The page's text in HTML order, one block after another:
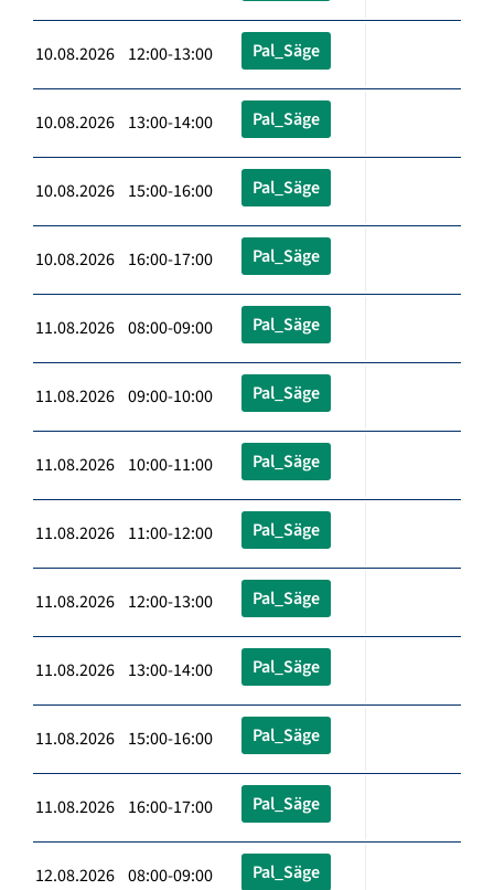
10.08.2026 12:00-13:00 Pal_Säge
10.08.2026 13:00-14:00 Pal_Säge
10.08.2026 15:00-16:00 Pal_Säge
10.08.2026 16:00-17:00 Pal_Säge
11.08.2026 08:00-09:00 Pal_Säge
11.08.2026 09:00-10:00 Pal_Säge
11.08.2026 10:00-11:00 Pal_Säge
11.08.2026 11:00-12:00 Pal_Säge
11.08.2026 12:00-13:00 Pal_Säge
11.08.2026 13:00-14:00 Pal_Säge
11.08.2026 15:00-16:00 Pal_Säge
11.08.2026 16:00-17:00 Pal_Säge
12.08.2026 08:00-09:00 Pal_Säge